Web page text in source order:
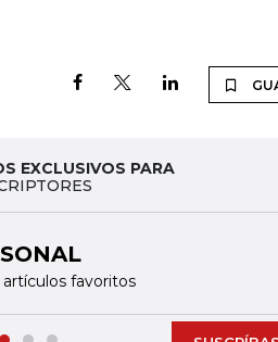
EXCLUSIVOS PARA
favoritos